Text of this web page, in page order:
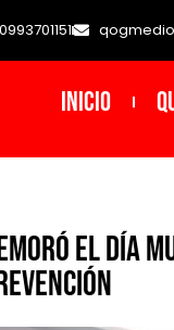
0993701151
INICIO
el Día